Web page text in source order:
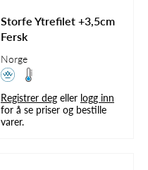
Storfe Ytrefilet +3,5cm
Fersk
Norge
Registrer deg eller logg inn
for å se priser og bestille
varer.